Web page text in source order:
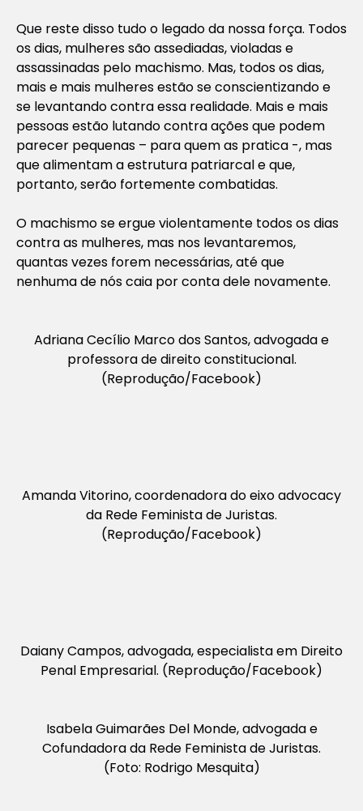
Que reste disso tudo o legado da nossa força. Todos
os dias, mulheres são assediadas, violadas e
assassinadas pelo machismo. Mas, todos os dias,
mais e mais mulheres estão se conscientizando e
se levantando contra essa realidade. Mais e mais
pessoas estão lutando contra ações que podem
parecer pequenas – para quem as pratica -, mas
que alimentam a estrutura patriarcal e que,
portanto, serão fortemente combatidas.
O machismo se ergue violentamente todos os dias
contra as mulheres, mas nos levantaremos,
quantas vezes forem necessárias, até que
nenhuma de nós caia por conta dele novamente.
Adriana Cecílio Marco dos Santos, advogada e
professora de direito constitucional.
(Reprodução/Facebook)
Amanda Vitorino, coordenadora do eixo advocacy
da Rede Feminista de Juristas.
(Reprodução/Facebook)
Daiany Campos, advogada, especialista em Direito
Penal Empresarial. (Reprodução/Facebook)
Isabela Guimarães Del Monde, advogada e
Cofundadora da Rede Feminista de Juristas.
(Foto: Rodrigo Mesquita)